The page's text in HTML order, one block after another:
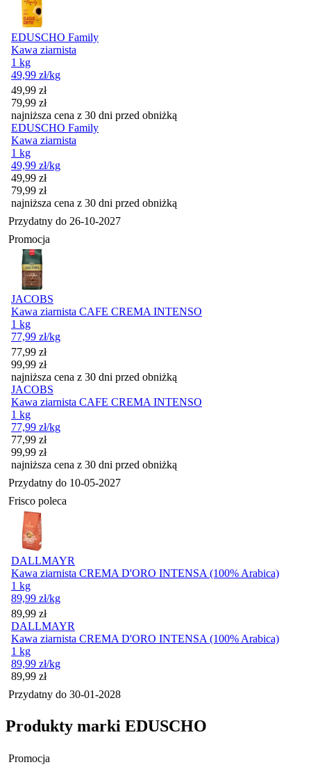
EDUSCHO Family
Kawa ziarnista
1 kg
49,99 zł/kg
Cena promocyjna
49,99 zł
79,99 zł
najniższa cena z 30 dni przed obniżką
EDUSCHO Family
Kawa ziarnista
1 kg
49,99 zł/kg
Cena promocyjna
49,99 zł
79,99 zł
najniższa cena z 30 dni przed obniżką
Przydatny do 26-10-2027
Promocja
JACOBS
Kawa ziarnista CAFE CREMA INTENSO
1 kg
77,99 zł/kg
Cena promocyjna
77,99 zł
99,99 zł
najniższa cena z 30 dni przed obniżką
JACOBS
Kawa ziarnista CAFE CREMA INTENSO
1 kg
77,99 zł/kg
Cena promocyjna
77,99 zł
99,99 zł
najniższa cena z 30 dni przed obniżką
Przydatny do 10-05-2027
Frisco poleca
DALLMAYR
Kawa ziarnista CREMA D'ORO INTENSA (100% Arabica)
1 kg
89,99 zł/kg
Cena
89,99 zł
DALLMAYR
Kawa ziarnista CREMA D'ORO INTENSA (100% Arabica)
1 kg
89,99 zł/kg
Cena
89,99 zł
Przydatny do 30-01-2028
Produkty marki EDUSCHO
Promocja